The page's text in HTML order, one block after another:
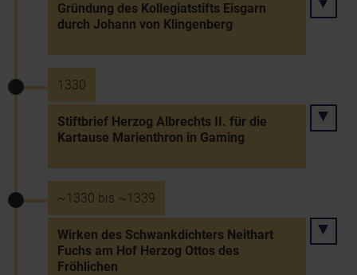
Gründung des Kollegiatstifts Eisgarn
durch Johann von Klingenberg
1330
Stiftbrief Herzog Albrechts II. für die
Kartause Marienthron in Gaming
~1330 bis ~1339
Wirken des Schwankdichters Neithart
Fuchs am Hof Herzog Ottos des
Fröhlichen